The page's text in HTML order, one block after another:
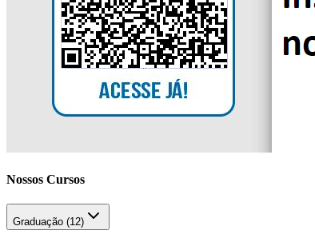
Nossos Cursos
Graduação (12)